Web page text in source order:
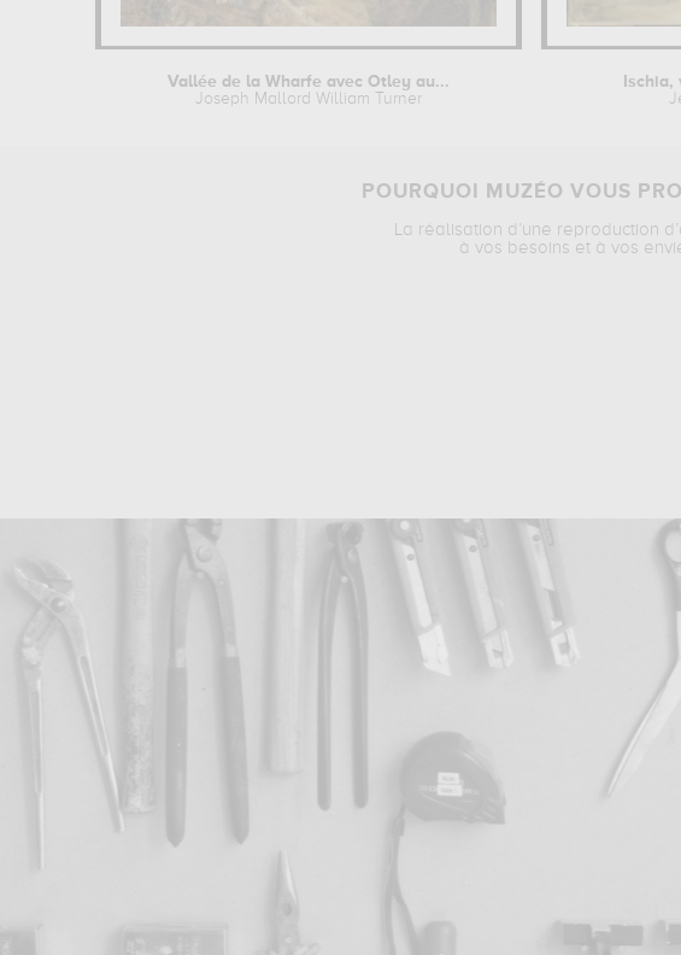
Vallée de la Wharfe avec Otley au...
Joseph Mallord William Turner
POURQUOI MUZÉO VOUS
La réalisation d’une reproduction
à vos besoins et à vos